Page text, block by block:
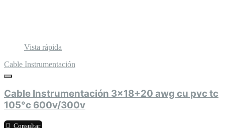
Vista rápida
Cable Instrumentación
Cable Instrumentación 3x18+20 awg cu pvc tc
105°c 600v/300v
Consultar